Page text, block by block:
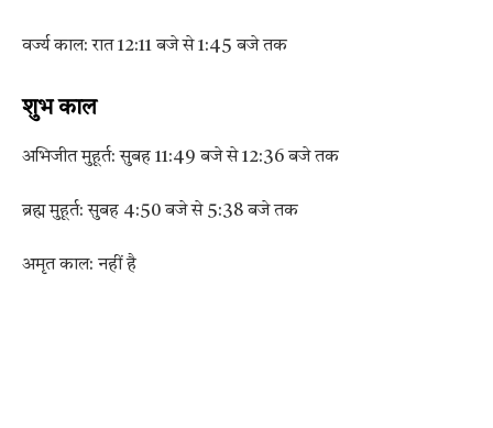
वर्ज्य काल: रात 12:11 बजे से 1:45 बजे तक
शुभ काल
अभिजीत मुहूर्त: सुबह 11:49 बजे से 12:36 बजे तक
ब्रह्म मुहूर्त: सुबह 4:50 बजे से 5:38 बजे तक
अमृत काल: नहीं है